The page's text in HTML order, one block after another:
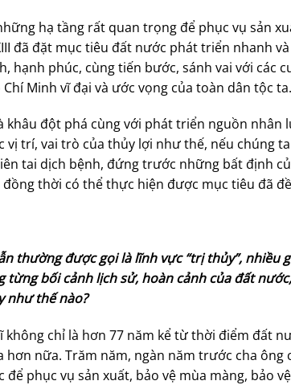
hạ tầng rất quan trọng để phục vụ sản
đã đặt mục tiêu đất nước phát triển nhanh
phúc, cùng tiến bước, sánh vai với các
Minh vĩ đại và ước vọng của toàn dân tộc ta.
đột phá cùng với phát triển nguồn nhân
trí, vai trò của thủy lợi như thế, nếu chúng
tai dịch bệnh, đứng trước những bất định
thời có thể thực hiện được mục tiêu đã
thường được gọi là lĩnh vực “trị thủy”, nhiều
bối cảnh lịch sử, hoàn cảnh của đất
như thế nào?
chỉ là hơn 77 năm kể từ thời điểm đất
nữa. Trăm năm, ngàn năm trước cha ông
phục vụ sản xuất, bảo vệ mùa màng, bảo